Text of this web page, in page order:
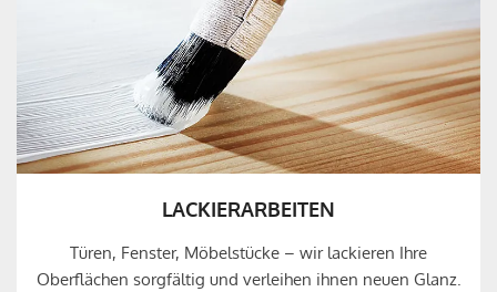
LACKIERARBEITEN
Türen, Fenster, Möbelstücke – wir lackieren Ihre
Oberflächen sorgfältig und verleihen ihnen neuen Glanz.